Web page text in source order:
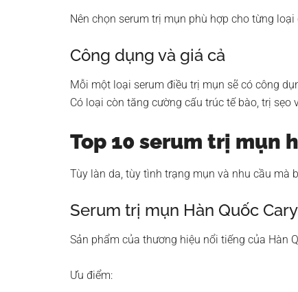
Nên chọn serum trị mụn phù hợp cho từng
Công dụng và giá cả
Mỗi một loại serum điều trị mụn sẽ có công
Có loại còn tăng cường cấu trúc tế bào, trị sẹo
Top 10 serum trị mụn
Tùy làn da, tùy tình trạng mụn và nhu cầu mà
Serum trị mụn Hàn Quốc
Sản phẩm của thương hiệu nổi tiếng của Hàn
Ưu điểm: